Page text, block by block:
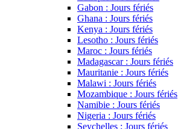
Gabon : Jours fériés
Ghana : Jours fériés
Kenya : Jours fériés
Lesotho : Jours fériés
Maroc : Jours fériés
Madagascar : Jours fériés
Mauritanie : Jours fériés
Malawi : Jours fériés
Mozambique : Jours fériés
Namibie : Jours fériés
Nigeria : Jours fériés
Seychelles : Jours fériés